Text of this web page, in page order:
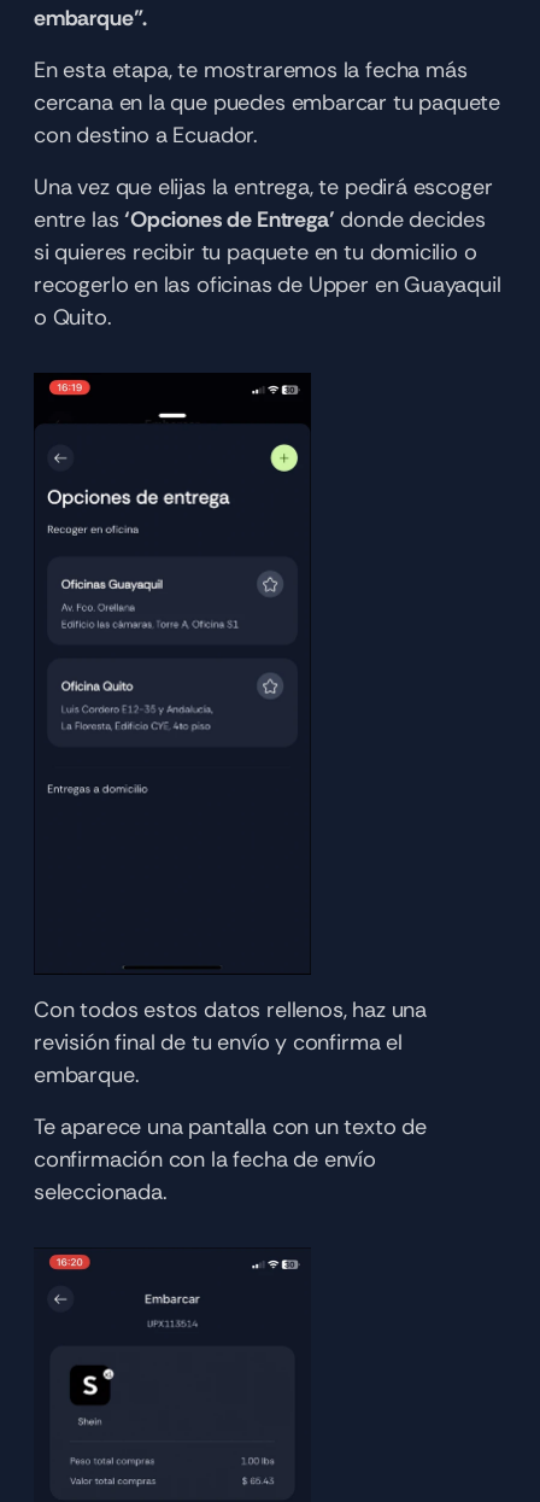
embarque".
En esta etapa, te mostraremos la fecha más
cercana en la que puedes embarcar tu paquete
con destino a Ecuador.
Una vez que elijas la entrega, te pedirá escoger
entre las ‘Opciones de Entrega’ donde decides
si quieres recibir tu paquete en tu domicilio o
recogerlo en las oficinas de Upper en Guayaquil
o Quito.
Con todos estos datos rellenos, haz una
revisión final de tu envío y confirma el
embarque.
Te aparece una pantalla con un texto de
confirmación con la fecha de envío
seleccionada.